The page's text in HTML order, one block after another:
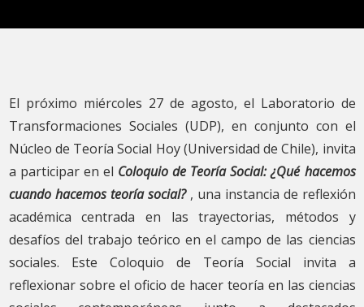
El próximo miércoles 27 de agosto, el Laboratorio de
Transformaciones Sociales (UDP), en conjunto con el
Núcleo de Teoría Social Hoy (Universidad de Chile), invita
a participar en el Coloquio de Teoría Social: ¿Qué hacemos
cuando hacemos teoría social?, una instancia de reflexión
académica centrada en las trayectorias, métodos y
desafíos del trabajo teórico en el campo de las ciencias
sociales. Este Coloquio de Teoría Social invita a
reflexionar sobre el oficio de hacer teoría en las ciencias